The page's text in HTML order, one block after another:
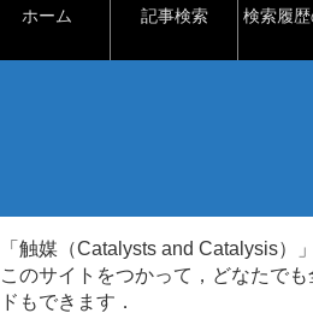
ホーム 記事検索 検索履
「触媒（Catalysts and Catalysis）
このサイトをつかって，どなたで
ドもできます．